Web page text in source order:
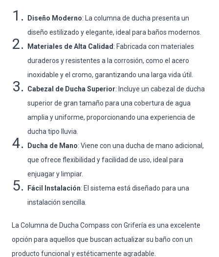
Diseño Moderno: La columna de ducha presenta un
diseño estilizado y elegante, ideal para baños modernos.
Materiales de Alta Calidad : Fabricada con materiales
duraderos y resistentes a la corrosión, como el acero
inoxidable y el cromo, garantizando una larga vida útil.
Cabezal de Ducha Superior: Incluye un cabezal de ducha
superior de gran tamaño para una cobertura de agua
amplia y uniforme, proporcionando una experiencia de
ducha tipo lluvia.
Ducha de Mano: Viene con una ducha de mano adicional,
que ofrece flexibilidad y facilidad de uso, ideal para
enjuagar y limpiar.
Fácil Instalación: El sistema está diseñado para una
instalación sencilla.
La Columna de Ducha Compass con Grifería es una excelente
opción para aquellos que buscan actualizar su baño con un
producto funcional y estéticamente agradable.